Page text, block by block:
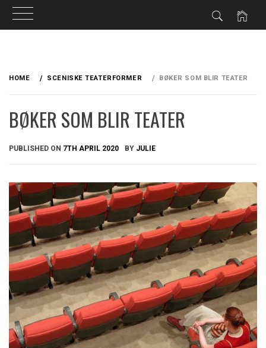
HOME SCENISKE TEATERFORMER BØKER SOM BLIR TEATER
BØKER SOM BLIR TEATER
PUBLISHED ON 7TH APRIL 2020 BY JULIE